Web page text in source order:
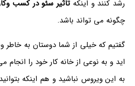
رشد کنند و اینکه تاثیر سئو در کسب
چگونه می تواند باشد.
گفتیم که خیلی از شما دوستان به خاطر
اید و به نوعی از خانه کار خود را انجام
به این ویروس نباشید و هم اینکه